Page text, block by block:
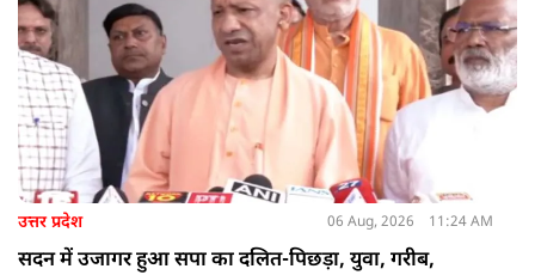
उत्तर प्रदेश 06 Aug, 2026 11:24 AM
सदन में उजागर हुआ सपा का दलित-पिछड़ा, युवा, गरीब,